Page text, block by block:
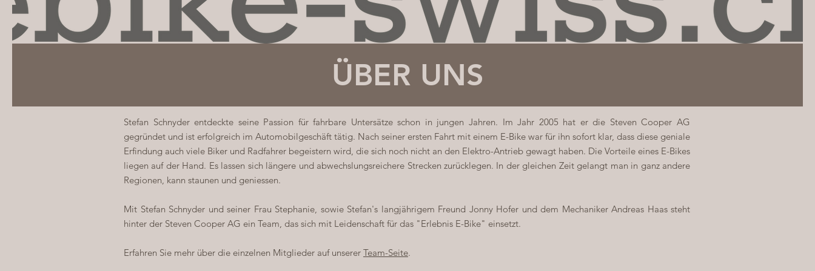
ÜBER UNS
Stefan Schnyder entdeckte seine Passion für fahrbare Untersätze schon in jungen Jahren. Im Jahr 2005 hat er die Steven Cooper AG
gegründet und ist erfolgreich im Automobilgeschäft tätig. Nach seiner ersten Fahrt mit einem E-Bike war für ihn sofort klar, dass diese geniale
Erfindung auch viele Biker und Radfahrer begeistern wird, die sich noch nicht an den Elektro-Antrieb gewagt haben. Die Vorteile eines E-Bikes
liegen auf der Hand. Es lassen sich längere und abwechslungsreichere Strecken zurücklegen. In der gleichen Zeit gelangt man in ganz andere
Regionen, kann staunen und geniessen.
Mit Stefan Schnyder und seiner Frau Stephanie, sowie Stefan's langjährigem Freund Jonny Hofer und dem Mechaniker Andreas Haas steht
hinter der Steven Cooper AG ein Team, das sich mit Leidenschaft für das "Erlebnis E-Bike" einsetzt.
Erfahren Sie mehr über die einzelnen Mitglieder auf unserer Team-Seite.